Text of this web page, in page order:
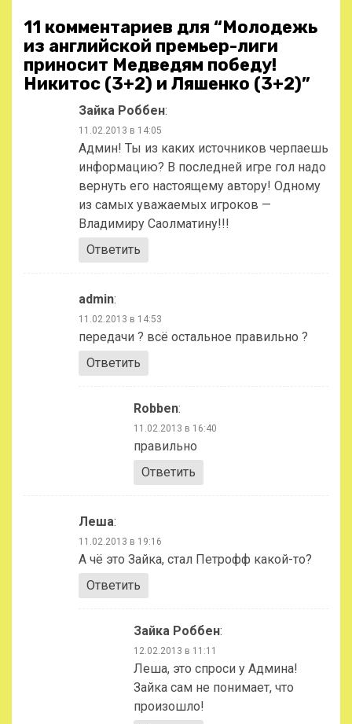
11 комментариев для “Молодежь
из английской премьер-лиги
приносит Медведям победу!
Никитос (3+2) и Ляшенко (3+2)”
Зайка Роббен:
11.02.2013 в 14:05
Админ! Ты из каких источников черпаешь
информацию? В последней игре гол надо
вернуть его настоящему автору! Одному
из самых уважаемых игроков —
Владимиру Саолматину!!!
Ответить
admin:
11.02.2013 в 14:53
передачи ? всё остальное правильно ?
Ответить
Robben:
11.02.2013 в 16:40
правильно
Ответить
Леша:
11.02.2013 в 19:16
А чё это Зайка, стал Петрофф какой-то?
Ответить
Зайка Роббен:
12.02.2013 в 11:11
Леша, это спроси у Админа!
Зайка сам не понимает, что
произошло!